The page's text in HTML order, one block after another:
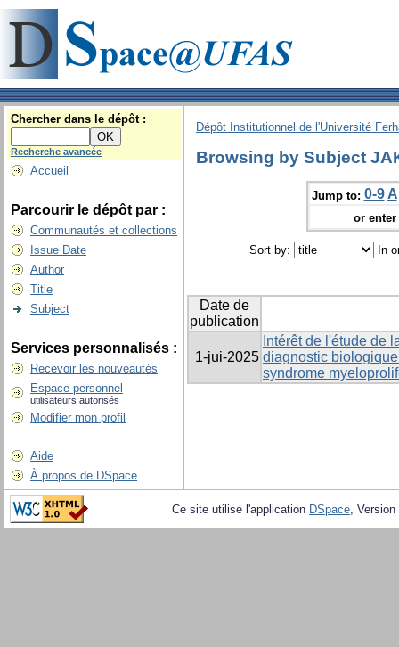
Chercher dans le dépôt :
Recherche avancée
Accueil
Parcourir le dépôt par :
Communautés et collections
Issue Date
Author
Title
Subject
Services personnalisés :
Recevoir les nouveautés
Espace personnel
utilisateurs autorisés
Modifier mon profil
Aide
À propos de DSpace
Dépôt Institutionnel de l'Université
Browsing by Subject
Jump to: 0-9 A
or
Sort by: In
Date de
publication
1-jui-2025
Intérêt de l'étude de
diagnostic
syndrome
Ce site utilise l'application DSpace,